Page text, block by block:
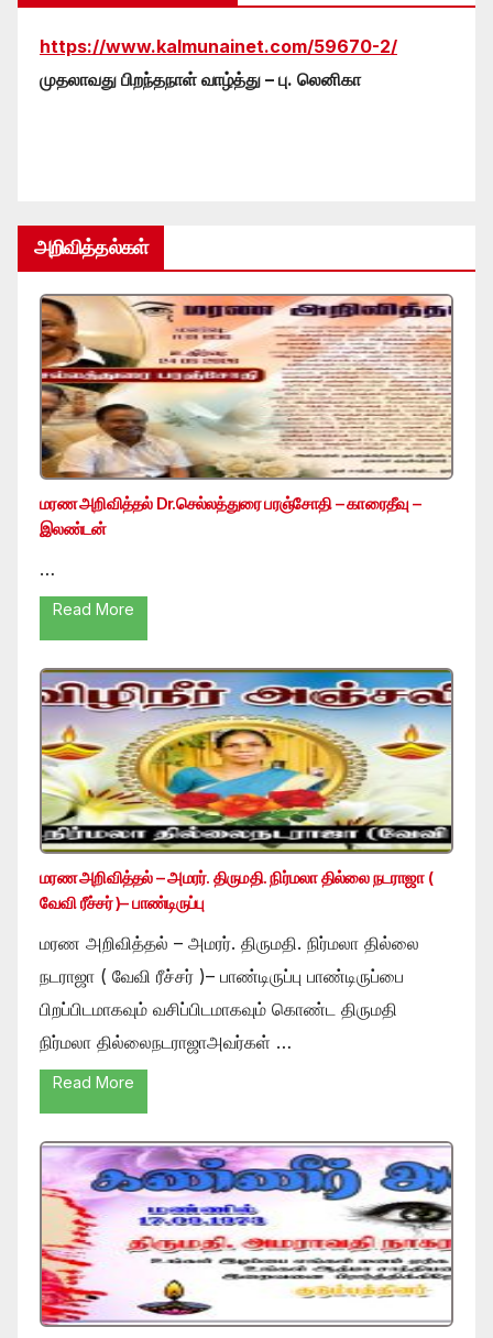
https://www.kalmunainet.com/59670-2/
முதலாவது பிறந்தநாள் வாழ்த்து – பு. லெனிகா
அறிவித்தல்கள்
மரண அறிவித்தல் Dr.செல்லத்துரை பரஞ்சோதி – காரைதீவு –
இலண்டன்
…
Read More
மரண அறிவித்தல் – அமரர். திருமதி. நிர்மலா தில்லை நடராஜா (
வேவி ரீச்சர் )– பாண்டிருப்பு
மரண அறிவித்தல் – அமரர். திருமதி. நிர்மலா தில்லை
நடராஜா ( வேவி ரீச்சர் )– பாண்டிருப்பு பாண்டிருப்பை
பிறப்பிடமாகவும் வசிப்பிடமாகவும் கொண்ட திருமதி
நிர்மலா தில்லைநடராஜாஅவர்கள் …
Read More